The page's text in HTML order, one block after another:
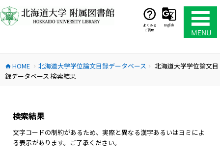
ン
テ
ス
キ
よくある
ご質問
English
home HOME chevron_right 北海道大学学位論文目録データベース chevron_right
北海道大学学位論文目
録データベース 検索結果
検索結果
文字コードの制約があるため、実際と異なる漢字あるいはヨミによ
る表示があります。ご了承ください。